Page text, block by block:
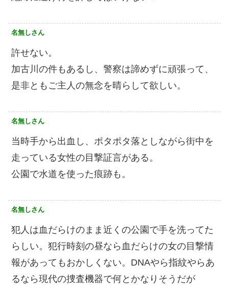
名無しさん
許せない。
加古川の件もあるし、警察は諦めずに頑張って、
是非ともご主人の無念を晴らして欲しい。
名無しさん
当時手から出血し、ポタポタ落としながら街中を
走っている女性の目撃証言がある。
公園で水道を使った痕跡も。
名無しさん
犯人は血だらけのまま近くの公園で手を洗ってた
らしい。犯行時刻の昼なら血だらけの女の目撃情
報があってもおかしくない。DNAやら指紋やらあ
るなら現代の捜査機器で何とかなりそうだが